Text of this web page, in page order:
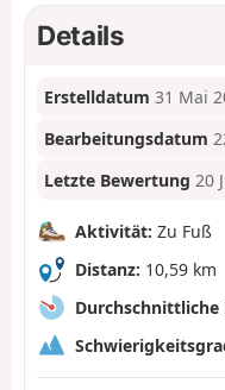
Details
Erstelldatum 31 Mai
Bearbeitungsdatum
Letzte Bewertung 20
Aktivität: Zu Fuß
Distanz: 10,59 km
Durchschnittliche